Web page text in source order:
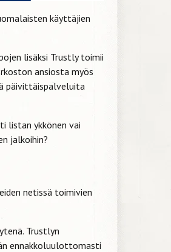
käyttäjien
lisäksi Trustly toimii
ansiosta myös
päivittäispalveluita
listan ykkönen vai
jalkoihin?
netissä toimivien
Trustlyn
ennakkoluulottomasti